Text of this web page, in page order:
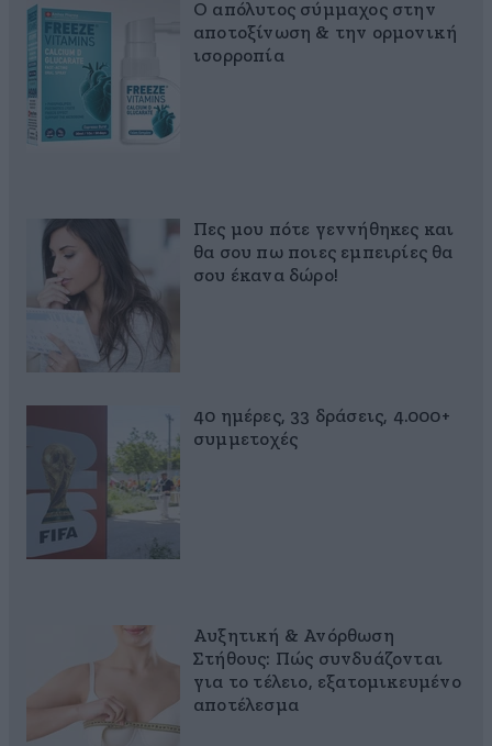
Ο απόλυτος σύμμαχος στην
αποτοξίνωση & την ορμονική
ισορροπία
Πες μου πότε γεννήθηκες και
θα σου πω ποιες εμπειρίες θα
σου έκανα δώρο!
40 ημέρες, 33 δράσεις, 4.000+
συμμετοχές
Αυξητική & Ανόρθωση
Στήθους: Πώς συνδυάζονται
για το τέλειο, εξατομικευμένο
αποτέλεσμα